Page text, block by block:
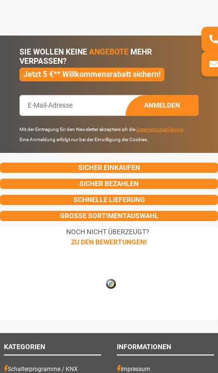
SIE WOLLEN KEINE ANGEBOTE MEHR
VERPASSEN?
Jetzt 5 €** Willkommensrabatt sichern!
ANMELDEN
Mit der Eintragung für den Newsletter akzeptiere ich die Datenschutzerklärung
Eine Anmeldung erfolgt nur bei der Einwilligung der Cookies.
SICHER EINKAUFEN
SICHER BEZAHLEN
SCHNELLE LIEFERUNG
GROSSE SORTIMENTAUSWAHL
NOCH NICHT ÜBERZEUGT?
ZU DEN BEWERTUNGEN!
KATEGORIEN
Schalterprogramme / KNX
INFORMATIONEN
Impressum